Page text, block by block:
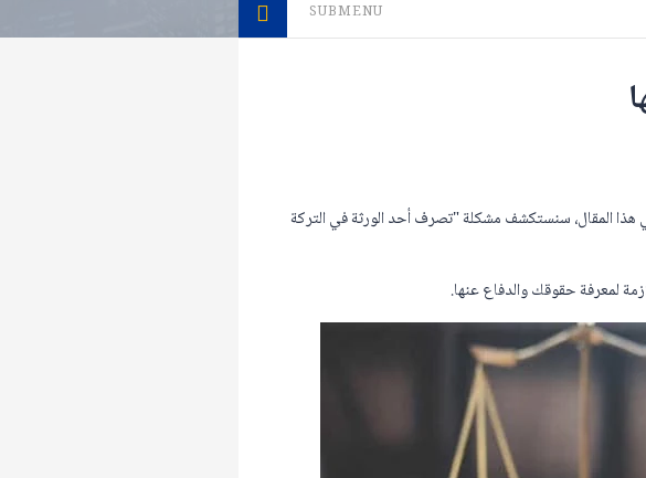
SUBMENU
هذا المقال، سنستكشف مشكلة "تصرف أحد الورثة في التركة
لمعرفة حقوقك والدفاع عنها.